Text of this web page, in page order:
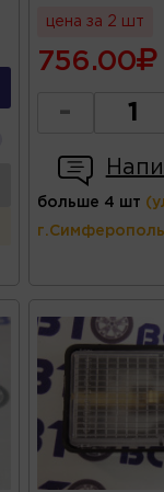
цена за 2 шт
756.00
-
больше 4 шт